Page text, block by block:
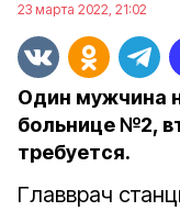
23 марта 2022, 21:02
Один мужчина
больнице №2,
требуется.
Главврач